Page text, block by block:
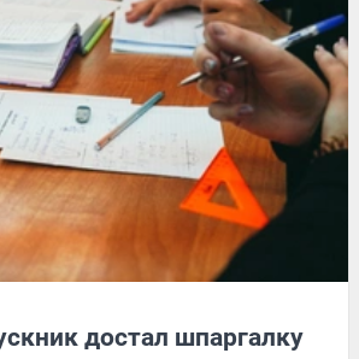
достал шпаргалку